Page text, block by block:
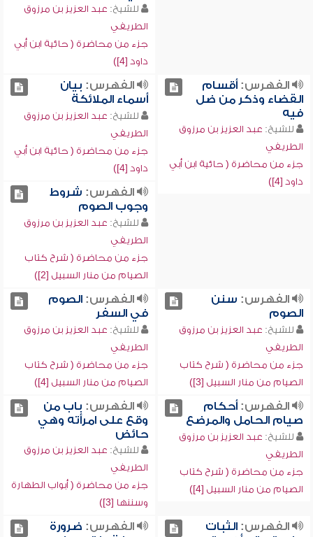
للشيخ: عبد العزيز بن مرزوق
الطريفي
جزء من محاضرة ( حائية ابن أبي
داود [4])
الفهرس:أقسام
القضاء وذكر من ضل
فيه
للشيخ: عبد العزيز بن مرزوق
الطريفي
جزء من محاضرة ( حائية ابن أبي
داود [4])
الفهرس: بيان
أسماء الملائكة
للشيخ: عبد العزيز بن مرزوق
الطريفي
جزء من محاضرة ( حائية ابن أبي
داود [4])
الفهرس: شروط
وجوب الصوم
للشيخ: عبد العزيز بن مرزوق
الطريفي
جزء من محاضرة ( شرح كتاب
الصيام من منار السبيل [2])
الفهرس: سنن
الصوم
للشيخ: عبد العزيز بن مرزوق
الطريفي
جزء من محاضرة ( شرح كتاب
الصيام من منار السبيل [3])
الفهرس:الصوم
في السفر
للشيخ: عبد العزيز بن مرزوق
الطريفي
جزء من محاضرة ( شرح كتاب
الصيام من منار السبيل [4])
الفهرس:أحكام
صيام الحامل والمرضع
للشيخ: عبد العزيز بن مرزوق
الطريفي
جزء من محاضرة ( شرح كتاب
الصيام من منار السبيل [4])
الفهرس: باب من
وقع على امرأته وهي
حائض
للشيخ: عبد العزيز بن مرزوق
الطريفي
جزء من محاضرة ( أبواب الطهارة
وسننها [3])
الفهرس:الثبات
الفهرس: ضرورة